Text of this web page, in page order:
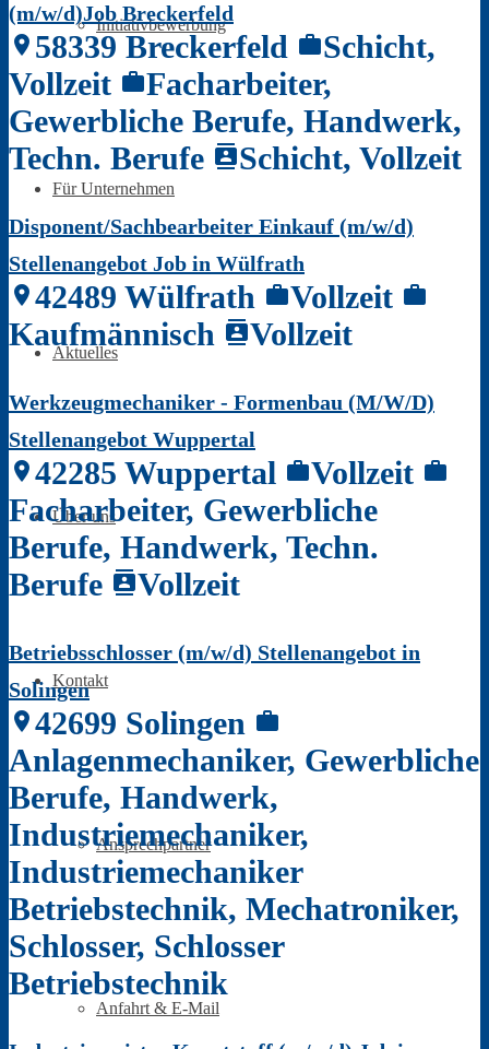
Initiativbewerbung
Für Unternehmen
Aktuelles
Über uns
Kontakt
Ansprechpartner
Anfahrt & E-Mail
(m/w/d)Job Breckerfeld
location_on 58339 Breckerfeld workSchicht,
Vollzeit workFacharbeiter,
Gewerbliche Berufe, Handwerk,
Techn. Berufe contactsSchicht, Vollzeit
Disponent/Sachbearbeiter Einkauf (m/w/d)
Stellenangebot Job in Wülfrath
location_on 42489 Wülfrath workVollzeit work
Kaufmännisch contactsVollzeit
Werkzeugmechaniker - Formenbau (M/W/D)
Stellenangebot Wuppertal
location_on 42285 Wuppertal workVollzeit work
Facharbeiter, Gewerbliche
Berufe, Handwerk, Techn.
Berufe contactsVollzeit
Betriebsschlosser (m/w/d) Stellenangebot in
Solingen
location_on 42699 Solingen work
Anlagenmechaniker, Gewerbliche
Berufe, Handwerk,
Industriemechaniker,
Industriemechaniker
Betriebstechnik, Mechatroniker,
Schlosser, Schlosser
Betriebstechnik